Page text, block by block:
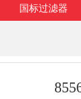
国标过滤器